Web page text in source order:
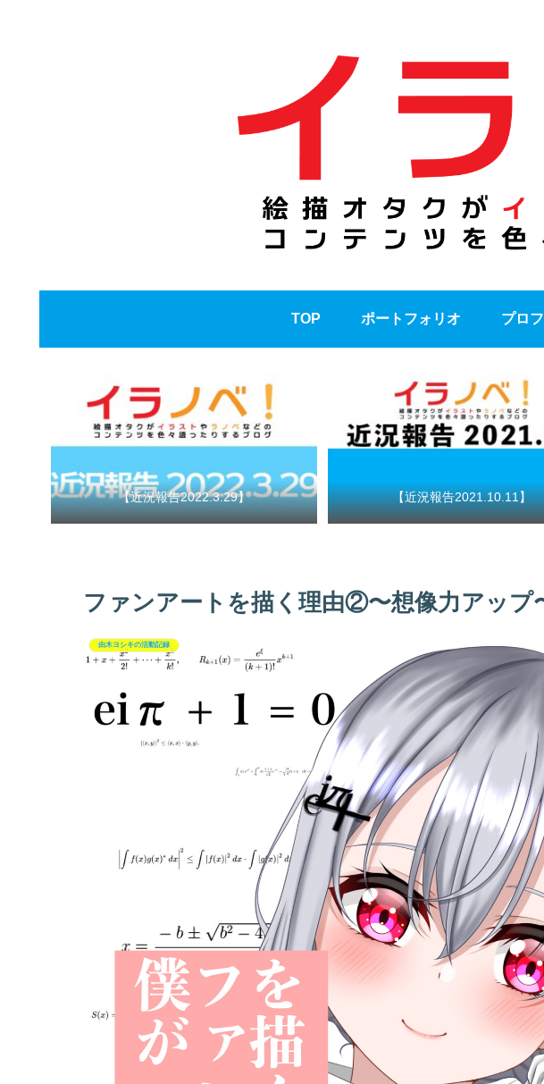
TOP ポートフォリオ プロ
【近況報告2022.3.29】 【近況報告2021.10.11】
ファンアートを描く理由②〜想像力アップ
由木ヨシキの活動記録